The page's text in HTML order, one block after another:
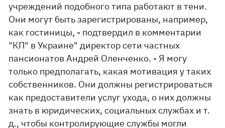
учреждений подобного типа работают в тени.
Они могут быть зарегистрированы, например,
как гостиницы, - подтвердил в комментарии
"КП" в Украине" директор сети частных
пансионатов Андрей Оленченко. - Я могу
только предполагать, какая мотивация у таких
собственников. Они должны регистрироваться
как предоставители услуг ухода, о них должны
знать в юридических, социальных службах и т.
д., чтобы контролирующие службы могли